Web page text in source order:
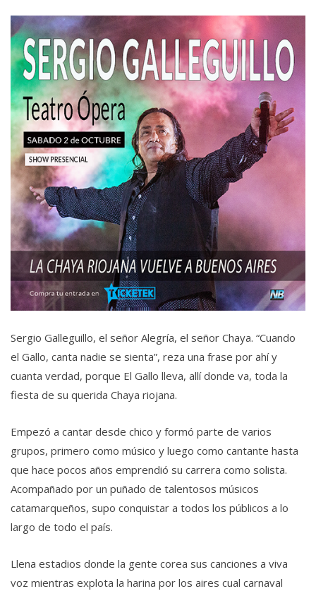
Sergio Galleguillo, el señor Alegría, el señor Chaya. “Cuando
el Gallo, canta nadie se sienta”, reza una frase por ahí y
cuanta verdad, porque El Gallo lleva, allí donde va, toda la
fiesta de su querida Chaya riojana.
Empezó a cantar desde chico y formó parte de varios
grupos, primero como músico y luego como cantante hasta
que hace pocos años emprendió su carrera como solista.
Acompañado por un puñado de talentosos músicos
catamarqueños, supo conquistar a todos los públicos a lo
largo de todo el país.
Llena estadios donde la gente corea sus canciones a viva
voz mientras explota la harina por los aires cual carnaval